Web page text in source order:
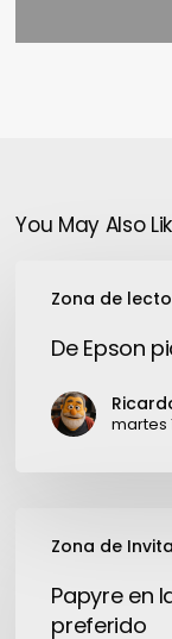
You May Also
Zona de
Epson
aclararDe Epson
martes
Zona de
Argentina:
Papyre en
preferido